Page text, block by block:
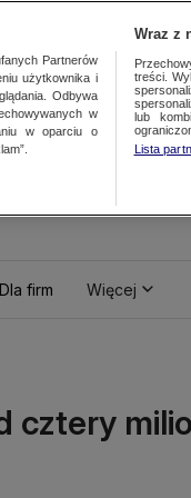
Dla firm Więcej
cztery
Partnerów
użytkownika i
Odbywa
w
w oparciu o
Wraz z
treści.
lub
Lista